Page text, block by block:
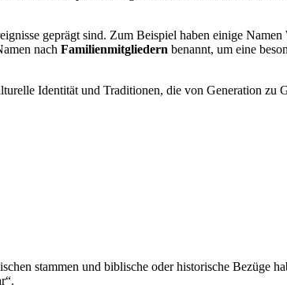
geprägt sind. Zum Beispiel haben einige Namen
nach Familienmitgliedern benannt, um eine
Identität und Traditionen, die von Generation zu
stammen und biblische oder historische Bezüge